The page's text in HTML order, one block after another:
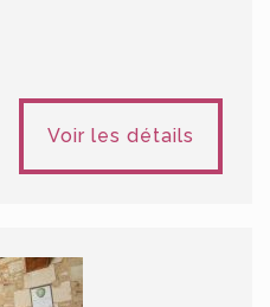
Voir les détails